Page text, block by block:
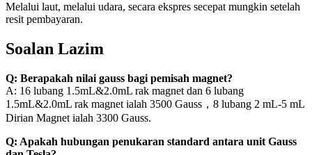
Melalui laut, melalui udara, secara ekspres secepat mungkin setelah
resit pembayaran.
Soalan Lazim
Q: Berapakah nilai gauss bagi pemisah magnet?
A: 16 lubang 1.5mL&2.0mL rak magnet dan 6 lubang
1.5mL&2.0mL rak magnet ialah 3500 Gauss，8 lubang 2 mL-5 mL
Dirian Magnet ialah 3300 Gauss.
Q: Apakah hubungan penukaran standard antara unit Gauss